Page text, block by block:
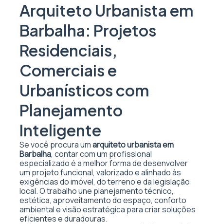
Arquiteto Urbanista em
Barbalha: Projetos
Residenciais,
Comerciais e
Urbanísticos com
Planejamento
Inteligente
Se você procura umarquiteto urbanista em
Barbalha, contar com um profissional
especializado é a melhor forma de desenvolver
um projeto funcional, valorizado e alinhado às
exigências do imóvel, do terreno e da legislação
local. O trabalho une planejamento técnico,
estética, aproveitamento do espaço, conforto
ambiental e visão estratégica para criar soluções
eficientes e duradouras.